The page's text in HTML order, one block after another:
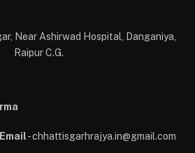
Near Ashirwad Hospital, Danganiya,
Raipur C.G.
Email- chhattisgarhrajya.in@gmail.com